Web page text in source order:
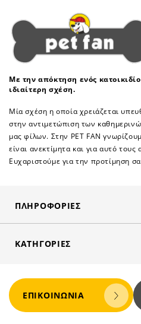
Με την απόκτηση ενός
ιδιαίτερη σχέση.
Μία σχέση η οποία χρειάζεται
στην αντιμετώπιση των
μας φίλων. Στην PET FAN
είναι ανεκτίμητα και για αυτό τους
Ευχαριστούμε για την προτίμηση
ΠΛΗΡΟΦΟΡΊΕΣ
ΚΑΤΗΓΟΡΊΕΣ
ΕΠΙΚΟΙΝΩΝΊΑ